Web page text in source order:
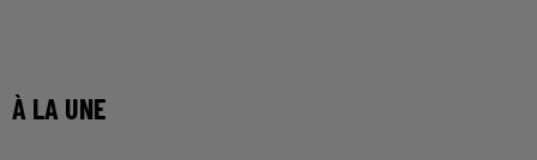
À LA UNE